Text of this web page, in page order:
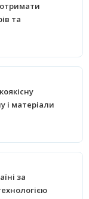
та
і матеріали
за